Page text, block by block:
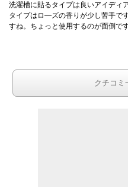
洗濯槽に貼るタイプは良いアイディ
タイプはロ―ズの香りが少し苦手で
すね。ちょっと使用するのが面倒で
クチコミ